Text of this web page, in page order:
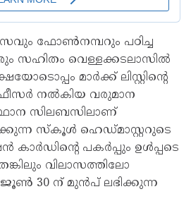
ഫോൺനമ്പറും പഠിച്ച
സഹിതം വെള്ളക്കടലാസിൽ
മാർക്ക് ലിസ്റ്റിന്റെ
നൽകിയ വരുമാന
സിലബസിലാണ്
സ്കൂൾ ഹെഡ്മാസ്റ്ററുടെ
കാർഡിന്റെ പകർപ്പും ഉൾപ്പടെ
വിലാസത്തിലോ
ജൂൺ 30 ന് മുൻപ് ലഭിക്കുന്ന